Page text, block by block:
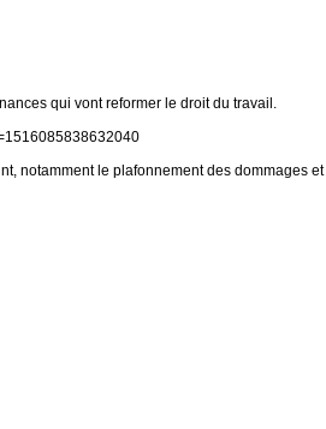
qui vont reformer le droit du travail.
notamment le plafonnement des dommages